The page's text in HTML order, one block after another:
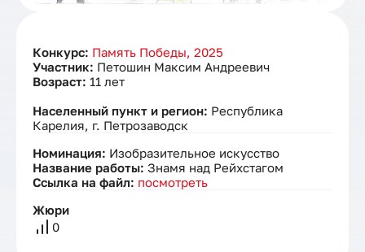
Конкурс: Память Победы, 2025
Участник: Петошин Максим Андреевич
Возраст: 11 лет
Населенный пункт и регион: Республика
Карелия, г. Петрозаводск
Номинация: Изобразительное искусство
Название работы: Знамя над Рейхстагом
Ссылка на файл: посмотреть
Жюри
0